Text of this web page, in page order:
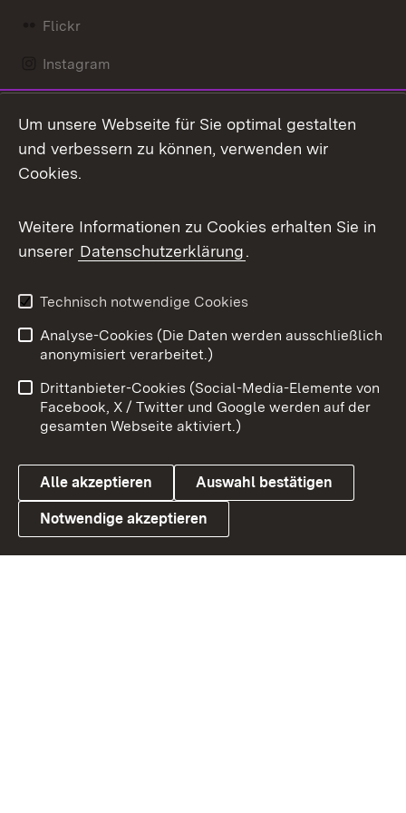
Flickr
Instagram
Mastodon
Messenger
Social Wall
X / Twitter
Youtube
Link zum Landesportal
Benutzungshinweise
Barrierefreiheit
Datenschutz
Cookies
Um unsere Webseite für Sie optimal gestalten
und verbessern zu können, verwenden wir
Cookies.
Weitere Informationen zu Cookies erhalten Sie in
unserer Datenschutzerklärung.
Technisch notwendige Cookies
Analyse-Cookies (Die Daten werden ausschließlich
anonymisiert verarbeitet.)
Drittanbieter-Cookies (Social-Media-Elemente von
Facebook, X / Twitter und Google werden auf der
gesamten Webseite aktiviert.)
Alle akzeptieren Auswahl bestätigen
Notwendige akzeptieren